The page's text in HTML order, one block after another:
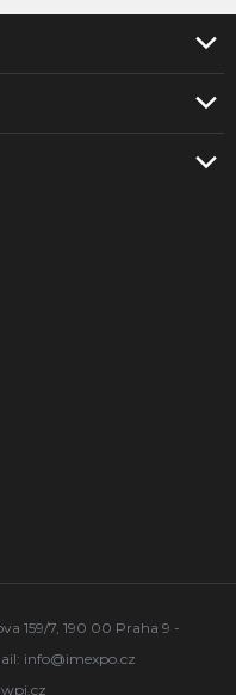
159/7, 190 00 Praha 9 -
info@imexpo.cz
wpj.cz